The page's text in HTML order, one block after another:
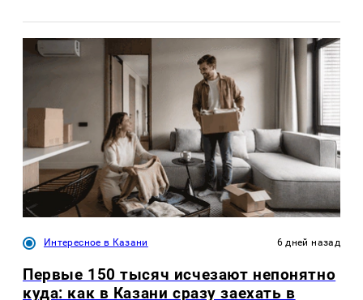
Интересное в Казани 6 дней назад
Первые 150 тысяч исчезают непонятно
куда: как в Казани сразу заехать в